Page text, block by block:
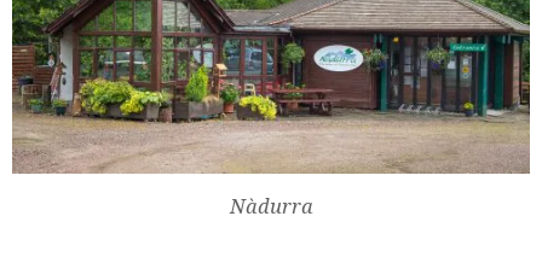
Nàdurra